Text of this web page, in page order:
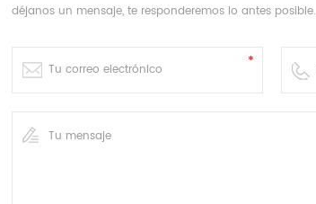
déjanos un mensaje, te responderemos lo antes posible.